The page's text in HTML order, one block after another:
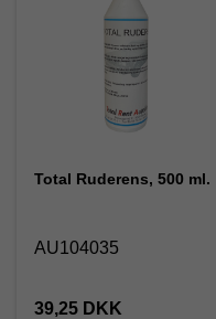
Total Ruderens, 500 ml.
AU104035
39,25 DKK